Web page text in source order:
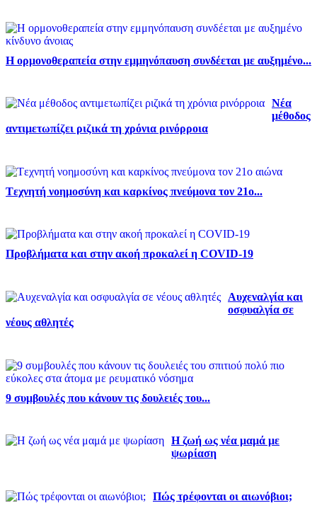
Η ορμονοθεραπεία στην εμμηνόπαυση συνδέεται με αυξημένο...
Νέα
μέθοδος
αντιμετωπίζει ριζικά τη χρόνια ρινόρροια
Tεχνητή νοημοσύνη και καρκίνος πνεύμονα τον 21ο...
Προβλήματα και στην ακοή προκαλεί η COVID-19
Αυχεναλγία και
οσφυαλγία σε
νέους αθλητές
9 συμβουλές που κάνουν τις δουλειές του...
Η ζωή ως νέα μαμά με
ψωρίαση
Πώς τρέφονται οι αιωνόβιοι;